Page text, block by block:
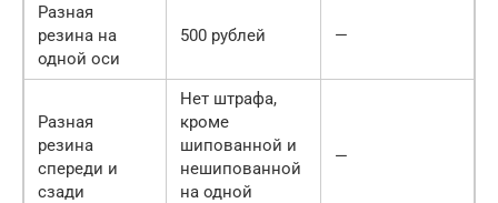
Разная
резина на
одной оси
500 рублей —
Разная
резина
спереди и
сзади
Нет штрафа,
кроме
шипованной и
нешипованной
на одной
—